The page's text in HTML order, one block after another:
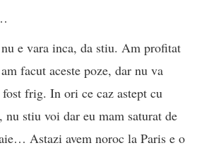
e vara inca, da stiu. Am profitat
facut aceste poze, dar nu va
frig. In ori ce caz astept cu
nu stiu voi dar eu mam saturat de
Astazi avem noroc la Paris e o